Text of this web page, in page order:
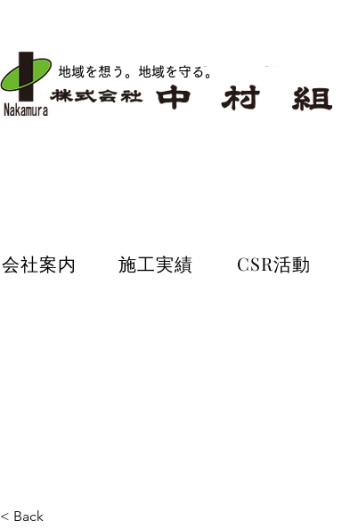
地域を想う。地域を守る 。
会社案内 施工実績 CSR活動
会社案内 施工実績 CSR活動
< Back